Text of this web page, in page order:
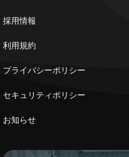
採用情報
利用規約
プライバシーポリシー
セキュリティポリシー
お知らせ